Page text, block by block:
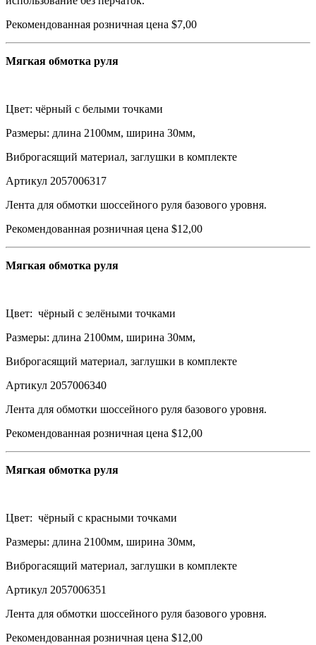
Рекомендованная розничная цена $7,00
Мягкая обмотка руля
Цвет: чёрный с белыми точками
Размеры: длина 2100мм, ширина 30мм,
Виброгасящий материал, заглушки в комплекте
Артикул 2057006317
Лента для обмотки шоссейного руля базового уровня.
Рекомендованная розничная цена $12,00
Мягкая обмотка руля
Цвет: чёрный с зелёными точками
Размеры: длина 2100мм, ширина 30мм,
Виброгасящий материал, заглушки в комплекте
Артикул 2057006340
Лента для обмотки шоссейного руля базового уровня.
Рекомендованная розничная цена $12,00
Мягкая обмотка руля
Цвет: чёрный с красными точками
Размеры: длина 2100мм, ширина 30мм,
Виброгасящий материал, заглушки в комплекте
Артикул 2057006351
Лента для обмотки шоссейного руля базового уровня.
Рекомендованная розничная цена $12,00